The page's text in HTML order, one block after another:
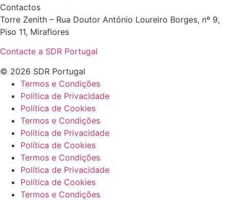
Contactos
Torre Zenith – Rua Doutor António Loureiro Borges, nº 9,
Piso 11, Miraflores
Contacte a SDR Portugal
© 2026 SDR Portugal
Termos e Condições
Política de Privacidade
Política de Cookies
Termos e Condições
Política de Privacidade
Política de Cookies
Termos e Condições
Política de Privacidade
Política de Cookies
Termos e Condições